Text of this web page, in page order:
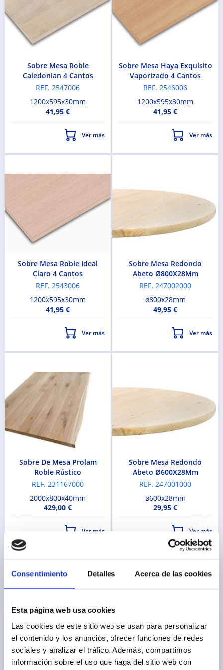
Consentimiento Detalles Acerca de las cookies
Esta página web usa cookies
Las cookies de este sitio web se usan para personalizar
el contenido y los anuncios, ofrecer funciones de redes
sociales y analizar el tráfico. Además, compartimos
información sobre el uso que haga del sitio web con
la tienda elegida.
No olvides pedir tu pedido en recepción, ¡lo
tendremos listo para que no tengas que esperar!
Sobre Mesa Roble
Caledonian 4 Cantos
REF. 2547006
1200x595x30mm
41,95 €
Ver más
Sobre Mesa Haya Exquisito
Vaporizado 4 Cantos
REF. 2546006
1200x595x30mm
41,95 €
Ver más
Sobre Mesa Roble Ideal
Claro 4 Cantos
REF. 2543006
1200x595x30mm
41,95 €
Ver más
Sobre Mesa Redondo
Abeto Ø800X28Mm
REF. 247002000
ø800x28mm
49,95 €
Ver más
Sobre De Mesa Prolam
Roble Rústico
REF. 231167000
2000x800x40mm
429,00 €
Ver más
Sobre Mesa Redondo
Abeto Ø600X28Mm
REF. 247001000
ø600x28mm
29,95 €
Ver más